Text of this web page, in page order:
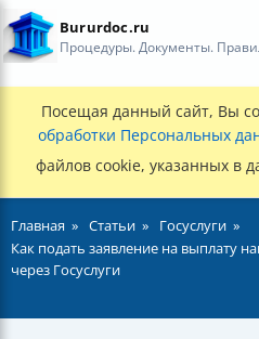
Bururdoc.ru
Процедуры. Документы.
Посещая данный сайт, Вы
обработки Персональных
файлов cookie, указанных в
Главная Статьи
Госуслуги
Как подать заявление на выплату
через Госуслуги